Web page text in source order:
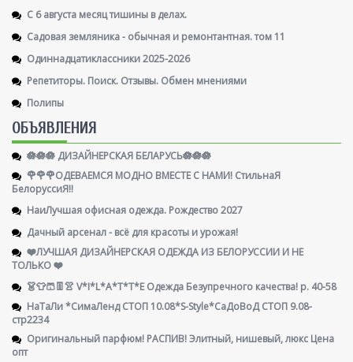
С 6 августа месяц тишины в делах.
Садовая земляника - обычная и ремонтантная. том 11
Одиннадцатиклассники 2025-2026
Репетиторы. Поиск. Отзывы. Обмен мнениями
Полипы
ОБЪЯВЛЕНИЯ
🪷🪷🪷 ДИЗАЙНЕРСКАЯ БЕЛАРУСЬ🪷🪷🪷
🌹🌹🌹ОДЕВАЕМСЯ МОДНО ВМЕСТЕ С НАМИ! СтильнаЯ
БелоруссиЯ‼
НаиЛучшая офисная одежда. Рождество 2027
Дачный арсенал - всё для красоты и урожая!
❤️ЛУЧШАЯ ДИЗАЙНЕРСКАЯ ОДЕЖДА ИЗ БЕЛОРУССИИ И НЕ
ТОЛЬКО ❤️
👗👕🩳👖👚 V*I*L*A*T*T*E Одежда Безупречного качества! р. 40-58
НаТаЛи *СимаЛенд СТОП 10.08*S-Style*СаДоВоД СТОП 9.08-
стр2234
Оригинальный парфюм! РАСПИВ! Элитный, нишевый, люкс Цена
опт